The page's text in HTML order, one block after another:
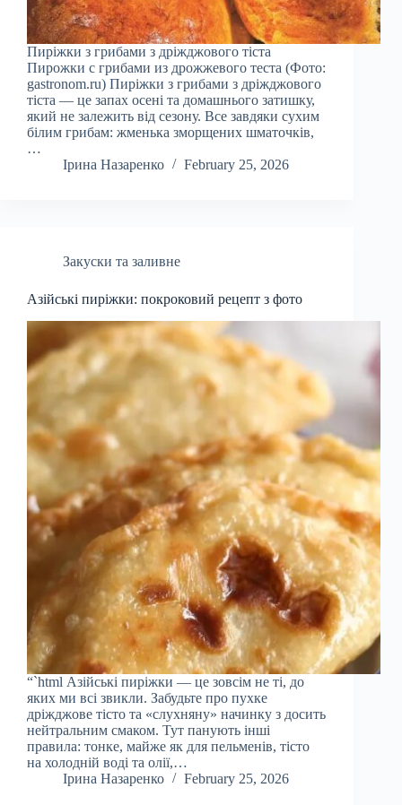
Пиріжки з грибами з дріжджового тіста
Пирожки с грибами из дрожжевого теста (Фото:
gastronom.ru) Пиріжки з грибами з дріжджового
тіста — це запах осені та домашнього затишку,
який не залежить від сезону. Все завдяки сухим
білим грибам: жменька зморщених шматочків,
…
Ірина Назаренко
February 25, 2026
Закуски та заливне
Азійські пиріжки: покроковий рецепт з фото
“`html Азійські пиріжки — це зовсім не ті, до
яких ми всі звикли. Забудьте про пухке
дріжджове тісто та «слухняну» начинку з досить
нейтральним смаком. Тут панують інші
правила: тонке, майже як для пельменів, тісто
на холодній воді та олії,…
Ірина Назаренко
February 25, 2026